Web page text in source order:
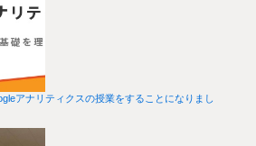
アナリティクスの授業をすることになりまし